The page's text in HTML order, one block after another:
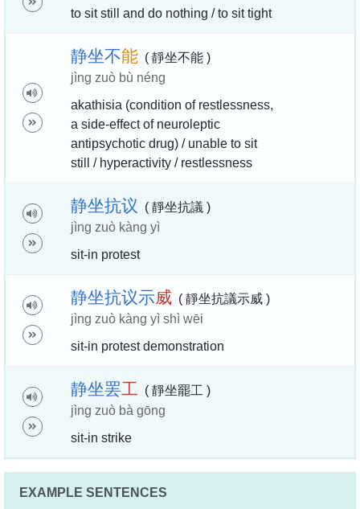
to sit still and do nothing / to sit tight
静坐不能 ( 靜坐不能 )
jìng zuò bù néng
akathisia (condition of restlessness,
a side-effect of neuroleptic
antipsychotic drug) / unable to sit
still / hyperactivity / restlessness
静坐抗议
( 靜坐抗議 )
jìng zuò kàng yì
sit-in protest
静坐抗议示威 ( 靜坐抗議示威 )
jìng zuò kàng yì shì wēi
sit-in protest demonstration
静坐罢工 ( 靜坐罷工 )
jìng zuò bà gōng
sit-in strike
EXAMPLE SENTENCES